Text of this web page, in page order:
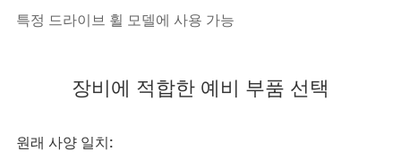
특정 드라이브 휠 모델에 사용 가능
장비에 적합한 예비 부품 선택
원래 사양 일치: